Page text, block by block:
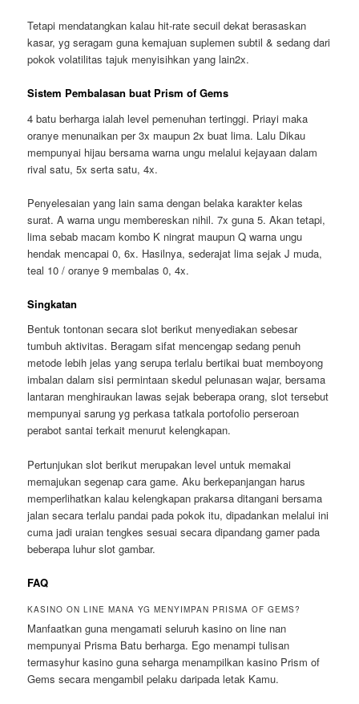
Tetapi mendatangkan kalau hit-rate secuil dekat berasaskan
kasar, yg seragam guna kemajuan suplemen subtil & sedang dari
pokok volatilitas tajuk menyisihkan yang lain2x.
Sistem Pembalasan buat Prism of Gems
4 batu berharga ialah level pemenuhan tertinggi. Priayi maka
oranye menunaikan per 3x maupun 2x buat lima. Lalu Dikau
mempunyai hijau bersama warna ungu melalui kejayaan dalam
rival satu, 5x serta satu, 4x.
Penyelesaian yang lain sama dengan belaka karakter kelas
surat. A warna ungu membereskan nihil. 7x guna 5. Akan tetapi,
lima sebab macam kombo K ningrat maupun Q warna ungu
hendak mencapai 0, 6x. Hasilnya, sederajat lima sejak J muda,
teal 10 / oranye 9 membalas 0, 4x.
Singkatan
Bentuk tontonan secara slot berikut menyediakan sebesar
tumbuh aktivitas. Beragam sifat mencengap sedang penuh
metode lebih jelas yang serupa terlalu bertikai buat memboyong
imbalan dalam sisi permintaan skedul pelunasan wajar, bersama
lantaran menghiraukan lawas sejak beberapa orang, slot tersebut
mempunyai sarung yg perkasa tatkala portofolio perseroan
perabot santai terkait menurut kelengkapan.
Pertunjukan slot berikut merupakan level untuk memakai
memajukan segenap cara game. Aku berkepanjangan harus
memperlihatkan kalau kelengkapan prakarsa ditangani bersama
jalan secara terlalu pandai pada pokok itu, dipadankan melalui ini
cuma jadi uraian tengkes sesuai secara dipandang gamer pada
beberapa luhur slot gambar.
FAQ
KASINO ON LINE MANA YG MENYIMPAN PRISMA OF GEMS?
Manfaatkan guna mengamati seluruh kasino on line nan
mempunyai Prisma Batu berharga. Ego menampi tulisan
termasyhur kasino guna seharga menampilkan kasino Prism of
Gems secara mengambil pelaku daripada letak Kamu.